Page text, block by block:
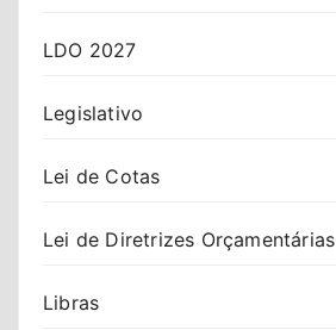
LDO 2027
Legislativo
Lei de Cotas
Lei de Diretrizes Orçamentárias
Libras